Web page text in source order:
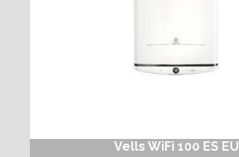
Vells WiFi 100 ES EU